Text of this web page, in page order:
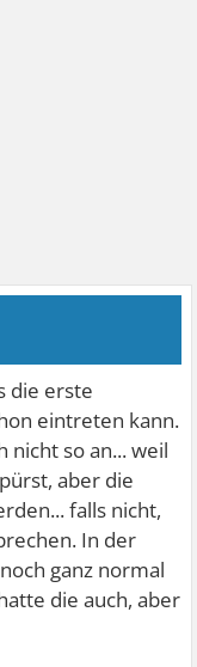
die erste
eintreten kann.
nicht so an... weil
aber die
falls nicht,
In der
ganz normal
die auch, aber